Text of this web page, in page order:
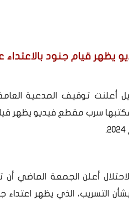
يظهر قيام جنود
أعلنت توقيف المدعية
مكتبها سرب مقطع فيديو
أعلن الجمعة الماضي
التسريب، الذي يظهر